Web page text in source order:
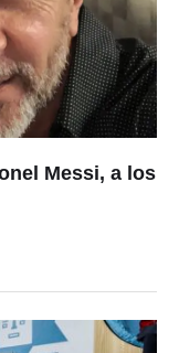
Messi, a los